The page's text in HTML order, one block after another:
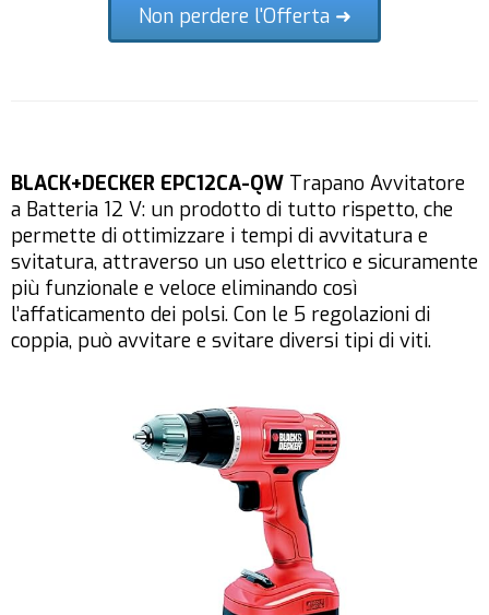
Non perdere l'Offerta ➜
BLACK+DECKER EPC12CA-QW Trapano Avvitatore
a Batteria 12 V: un prodotto di tutto rispetto, che
permette di ottimizzare i tempi di avvitatura e
svitatura, attraverso un uso elettrico e sicuramente
più funzionale e veloce eliminando così
l’affaticamento dei polsi. Con le 5 regolazioni di
coppia, può avvitare e svitare diversi tipi di viti.